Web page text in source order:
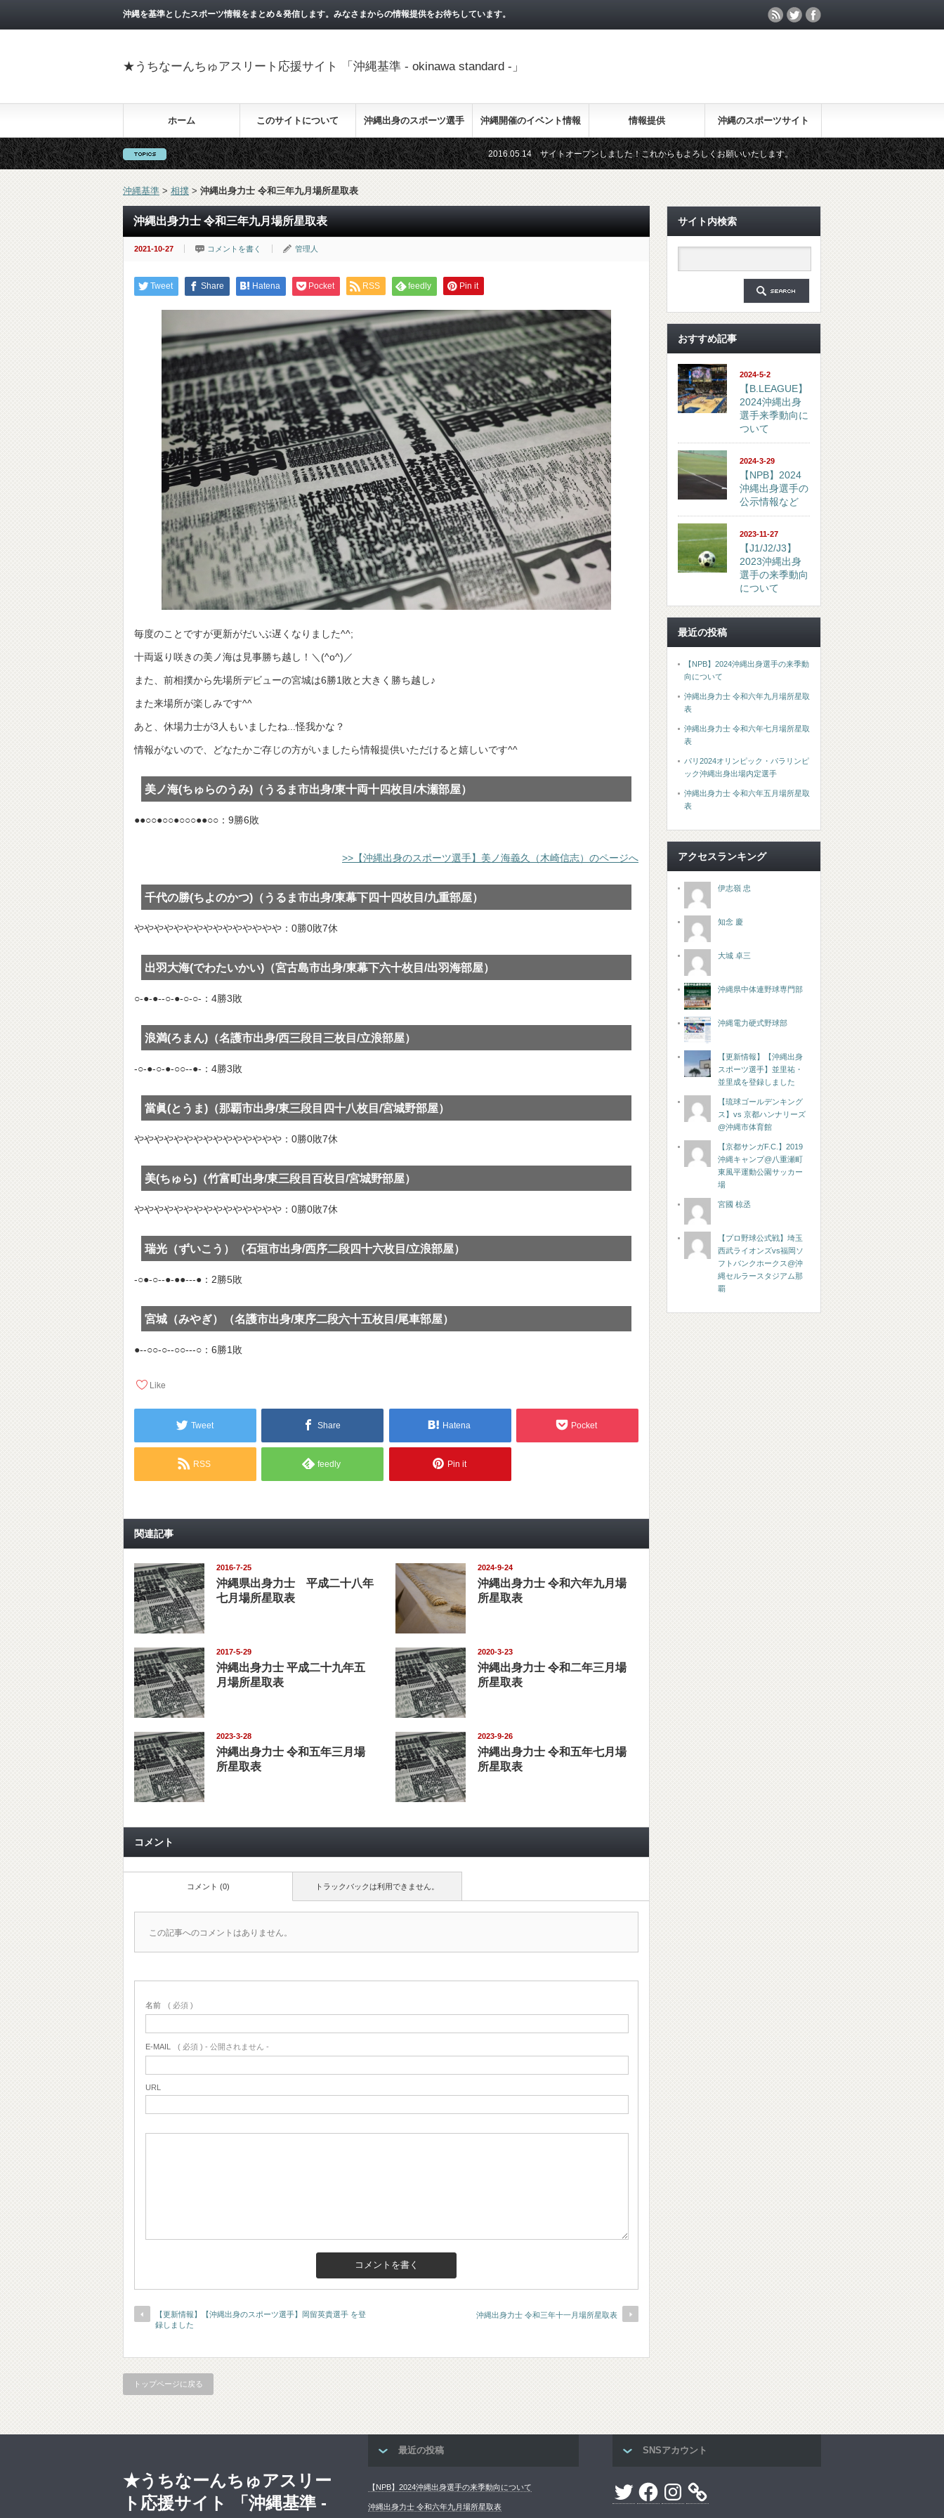
沖縄を基準としたスポーツ情報をまとめ＆発信します。みなさまからの情報提供をお待ちしています。
★うちなーんちゅアスリート応援サイト 「沖縄基準 - okinawa standard -」
ホーム このサイトについて 沖縄出身のスポーツ選手 沖縄開催のイベント情報 情報提供 沖縄のスポーツサイト
2016.05.14 サイトオープンしました！これからもよろしくお願いいたします。 2019.07.25 選手ページに掲載する選
沖縄基準 > 相撲 > 沖縄出身力士 令和三年九月場所星取表
沖縄出身力士 令和三年九月場所星取表
2021-10-27 コメントを書く 管理人
Tweet Share Hatena Pocket RSS feedly Pin it
毎度のことですが更新がだいぶ遅くなりました^^;
十両返り咲きの美ノ海は見事勝ち越し！＼(^o^)／
また、前相撲から先場所デビューの宮城は6勝1敗と大きく勝ち越し♪
また来場所が楽しみです^^
あと、休場力士が3人もいましたね...怪我かな？
情報がないので、どなたかご存じの方がいましたら情報提供いただけると嬉しいです^^
美ノ海(ちゅらのうみ)（うるま市出身/東十両十四枚目/木瀬部屋）
●●○○●○○●○○○●●○○：9勝6敗
>>【沖縄出身のスポーツ選手】美ノ海義久（木崎信志）のページへ
千代の勝(ちよのかつ)（うるま市出身/東幕下四十四枚目/九重部屋）
ややややややややややややややや：0勝0敗7休
出羽大海(でわたいかい)（宮古島市出身/東幕下六十枚目/出羽海部屋）
○-●-●--○-●-○-○-：4勝3敗
浪満(ろまん)（名護市出身/西三段目三枚目/立浪部屋）
-○-●-○-●-○○--●-：4勝3敗
當眞(とうま)（那覇市出身/東三段目四十八枚目/宮城野部屋）
ややややややややややややややや：0勝0敗7休
美(ちゅら)（竹富町出身/東三段目百枚目/宮城野部屋）
ややややややややややややややや：0勝0敗7休
瑞光（ずいこう）（石垣市出身/西序二段四十六枚目/立浪部屋）
-○●-○--●-●●---●：2勝5敗
宮城（みやぎ）（名護市出身/東序二段六十五枚目/尾車部屋）
●--○○-○--○○---○：6勝1敗
Like
Tweet Share Hatena Pocket
RSS feedly Pin it
関連記事
2016-7-25
沖縄県出身力士 平成二十八年
七月場所星取表
2024-9-24
沖縄出身力士 令和六年九月場
所星取表
2017-5-29
沖縄出身力士 平成二十九年五
月場所星取表
2020-3-23
沖縄出身力士 令和二年三月場
所星取表
2023-3-28
沖縄出身力士 令和五年三月場
所星取表
2023-9-26
沖縄出身力士 令和五年七月場
所星取表
コメント
トラックバックは利用できません。
コメント (0)
この記事へのコメントはありません。
名前 ( 必須 )
E-MAIL ( 必須 ) - 公開されません -
URL
【更新情報】【沖縄出身のスポーツ選手】岡留英貴選手 を登
録しました
沖縄出身力士 令和三年十一月場所星取表
トップページに戻る
サイト内検索
おすすめ記事
2024-5-2
【B.LEAGUE】
2024沖縄出身
選手来季動向に
ついて
2024-3-29
【NPB】2024
沖縄出身選手の
公示情報など
2023-11-27
【J1/J2/J3】
2023沖縄出身
選手の来季動向
について
最近の投稿
【NPB】2024沖縄出身選手の来季動
向について
沖縄出身力士 令和六年九月場所星取
表
沖縄出身力士 令和六年七月場所星取
表
パリ2024オリンピック・パラリンピ
ック沖縄出身出場内定選手
沖縄出身力士 令和六年五月場所星取
表
アクセスランキング
伊志嶺 忠
知念 慶
大城 卓三
沖縄県中体連野球専門部
沖縄電力硬式野球部
【更新情報】【沖縄出身
スポーツ選手】並里祐・
並里成を登録しました
【琉球ゴールデンキング
ス】vs 京都ハンナリーズ
@沖縄市体育館
【京都サンガF.C.】2019
沖縄キャンプ@八重瀬町
東風平運動公園サッカー
場
宮國 椋丞
【プロ野球公式戦】埼玉
西武ライオンズvs福岡ソ
フトバンクホークス@沖
縄セルラースタジアム那
覇
最近の投稿
【NPB】2024沖縄出身選手の来季動向について
沖縄出身力士 令和六年九月場所星取表
SNSアカウント
Twitter FacebookInstagram
★うちなーんちゅアスリー
ト応援サイト 「沖縄基準 -